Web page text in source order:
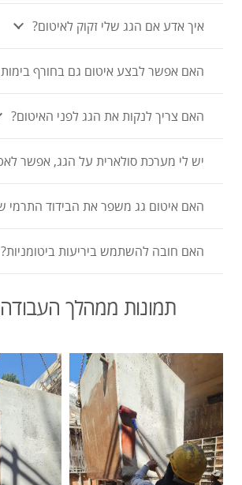
איך אדע אם הגג שלי זקוק לאיטום?
האם אפשר לבצע איטום גם בחורף
האם צריך לנקות את הגג לפני האיטום?
יש לי מערכת סולארית על הגג, אפשר
האם איטום גג משפר את הבידוד התרמי
האם חובה להשתמש ביריעות ביטומניות?
תמונות ממהלך